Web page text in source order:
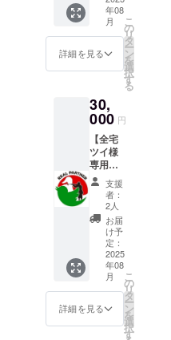
ムプ
レート
でご支
だいた
方でも
能な権
利です
が、無
理はな
さらな
いでく
ださ
い。で
もこっ
ちは
ゴール
ドでと
ても高
級感が
ありま
す。
ます。
※熟成過
程で発
生する
ア（自
然蒸
発）」
によ
り、実
際の提
供量が
150ml
を若干
下回る
可能性
がござ
いま
す。予
めご了
さい。
※本リ
を、店
内にて
ご提供
いたし
では、
150ml
相当を
お楽し
みいた
だける
《ドリ
ンクチ
ケッ
ト》を
お渡し
いたし
ます。
※熟成過
程で発
生する
「エン
業まで
にもっ
とたく
さんの
お酒を
飲みた
と、い
うママ
に様々
なボト
ルを購
入する
資金を
送って
あげて
くださ
い！ ※
ママか
らお礼
のメー
ルをお
送りい
たしま
年08
月
詳細を見る
こ
の
リ
タ
ー
ン
を
選
択
す
る
30,
000 円
【全宅
ツイ様
専用・
お礼の
メッ
セージ
を送り
ます3】
全宅ツ
イの皆
様のお
家の方
に向
かって
毎日17
時、
支援
者：
2人
お届
け予
定：
2025
年08
月
詳細を見る
こ
の
リ
タ
ー
ン
を
選
択
す